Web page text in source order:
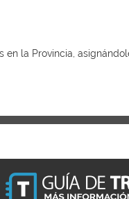
la Provincia,